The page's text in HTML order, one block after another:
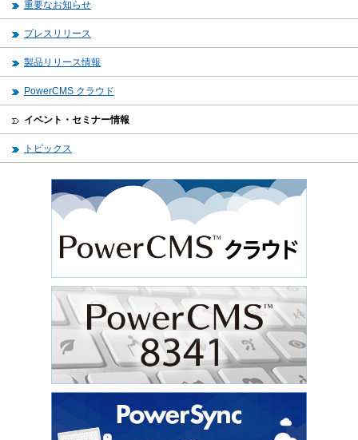
重要なお知らせ
プレスリリース
製品リリース情報
PowerCMS クラウド
イベント・セミナー情報
トピックス